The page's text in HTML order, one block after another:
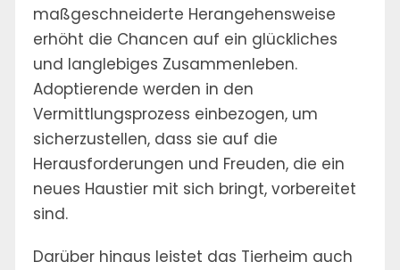
maßgeschneiderte Herangehensweise
erhöht die Chancen auf ein glückliches
und langlebiges Zusammenleben.
Adoptierende werden in den
Vermittlungsprozess einbezogen, um
sicherzustellen, dass sie auf die
Herausforderungen und Freuden, die ein
neues Haustier mit sich bringt, vorbereitet
sind.
Darüber hinaus leistet das Tierheim auch